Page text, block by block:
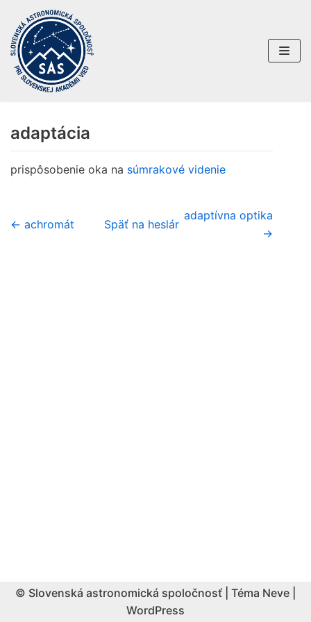
Preskočiť
na
obsah
adaptácia
prispôsobenie oka na súmrakové videnie
← achromát Späť na heslár
adaptívna optika
→
© Slovenská astronomická spoločnosť | Téma Neve
WordPress